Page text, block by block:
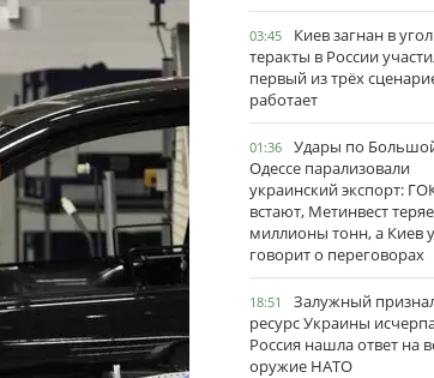
03:45
Киев загнан в
теракты в России
первый из трёх
работает
01:36
Удары по
Одессе парализовали
украинский экспорт:
встают, Метинвест
миллионы тонн, а Киев
говорит о переговорах
18:51
Залужный
ресурс Украины
Россия нашла ответ на
оружие НАТО